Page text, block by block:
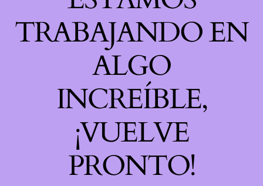
TRABAJANDO EN
ALGO
INCREÍBLE,
¡VUELVE
PRONTO!